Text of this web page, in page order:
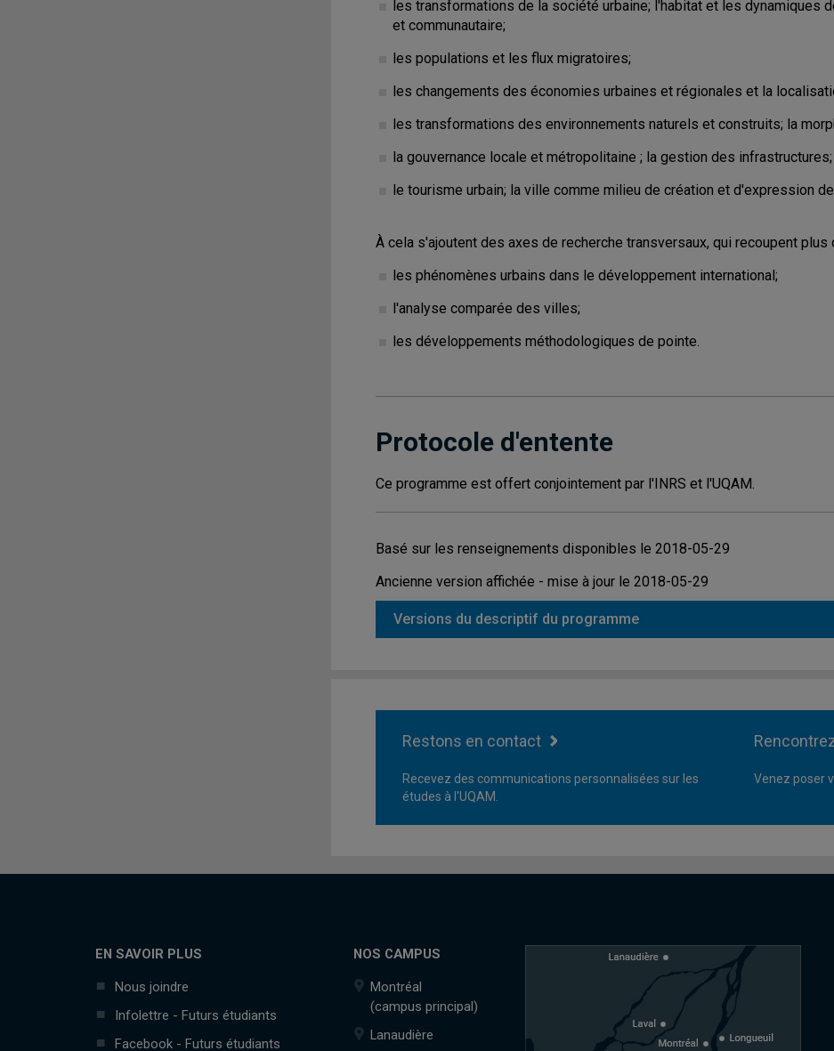
les transformations de la société urbaine; l'habitat et les dynamiques
et communautaire;
les populations et les flux migratoires;
les changements des économies urbaines et régionales et la
les transformations des environnements naturels et construits; la
la gouvernance locale et métropolitaine ; la gestion des infrastructures;
le tourisme urbain; la ville comme milieu de création et d'expression
À cela s'ajoutent des axes de recherche transversaux, qui recoupent plus
les phénomènes urbains dans le développement international;
l'analyse comparée des villes;
les développements méthodologiques de pointe.
Protocole d'entente
Ce programme est offert conjointement par l'INRS et l'UQAM.
Basé sur les renseignements disponibles le 2018-05-29
Ancienne version affichée - mise à jour le 2018-05-29
Versions du descriptif du programme
Restons en contact
Recevez des communications personnalisées sur les
études à l'UQAM.
Venez poser
EN SAVOIR PLUS
Nous joindre
Infolettre - Futurs étudiants
Facebook - Futurs étudiants
NOS CAMPUS
Montréal
(campus principal)
Lanaudière